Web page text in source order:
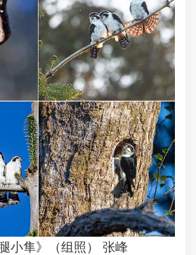
小隼》（组照） 张峰